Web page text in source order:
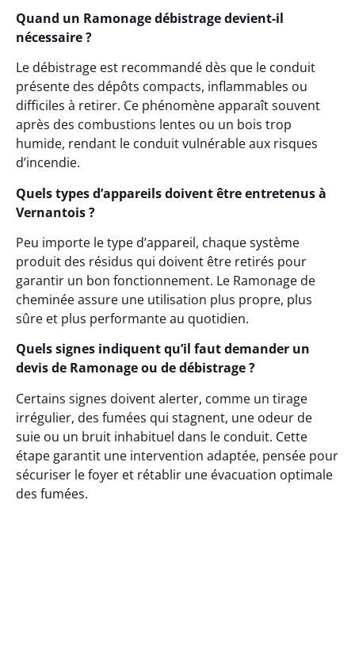
Quand un Ramonage débistrage devient-il
nécessaire ?
Le débistrage est recommandé dès que le conduit
présente des dépôts compacts, inflammables ou
difficiles à retirer. Ce phénomène apparaît souvent
après des combustions lentes ou un bois trop
humide, rendant le conduit vulnérable aux risques
d’incendie.
Quels types d’appareils doivent être entretenus à
Vernantois ?
Peu importe le type d’appareil, chaque système
produit des résidus qui doivent être retirés pour
garantir un bon fonctionnement. Le Ramonage de
cheminée assure une utilisation plus propre, plus
sûre et plus performante au quotidien.
Quels signes indiquent qu’il faut demander un
devis de Ramonage ou de débistrage ?
Certains signes doivent alerter, comme un tirage
irrégulier, des fumées qui stagnent, une odeur de
suie ou un bruit inhabituel dans le conduit. Cette
étape garantit une intervention adaptée, pensée pour
sécuriser le foyer et rétablir une évacuation optimale
des fumées.